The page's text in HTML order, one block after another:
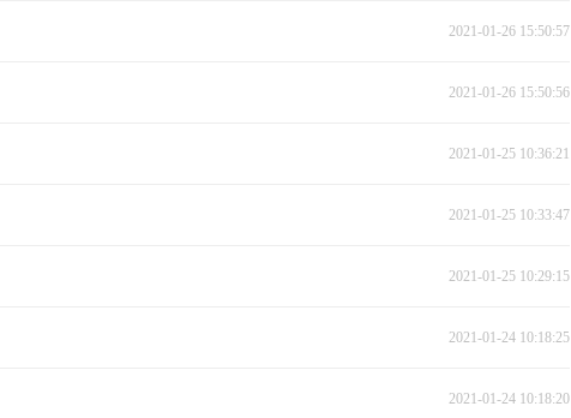
2021-01-26 15:50:57
2021-01-26 15:50:56
2021-01-25 10:36:21
2021-01-25 10:33:47
2021-01-25 10:29:15
2021-01-24 10:18:25
2021-01-24 10:18:20